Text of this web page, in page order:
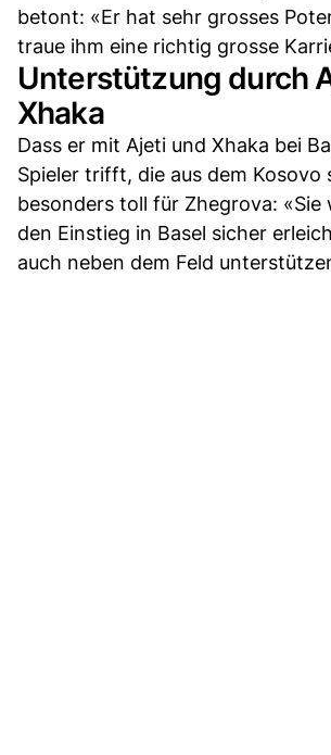
betont: «Er hat sehr grosses
traue ihm eine richtig grosse
Unterstützung durch
Xhaka
Dass er mit Ajeti und Xhaka bei
Spieler trifft, die aus dem Kosovo
besonders toll für Zhegrova: «Sie
den Einstieg in Basel sicher
auch neben dem Feld